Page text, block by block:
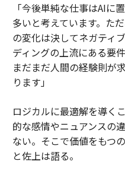
「今後単純な仕事はAIに
多いと考えています。た
の変化は決してネガティ
ディングの上流にある要
まだまだ人間の経験則が
ります」
ロジカルに最適解を導く
的な感情やニュアンスの
ない。そこで価値をもつ
と佐上は語る。